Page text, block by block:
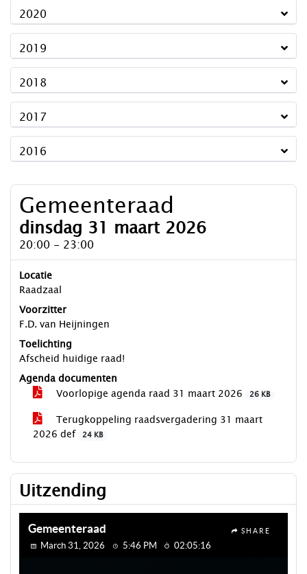
2020
2019
2018
2017
2016
Gemeenteraad
dinsdag 31 maart 2026
20:00 - 23:00
Locatie
Raadzaal
Voorzitter
F.D. van Heijningen
Toelichting
Afscheid huidige raad!
Agenda documenten
Voorlopige agenda raad 31 maart 2026
26 KB
Terugkoppeling raadsvergadering 31 maart
2026 def 24 KB
Uitzending